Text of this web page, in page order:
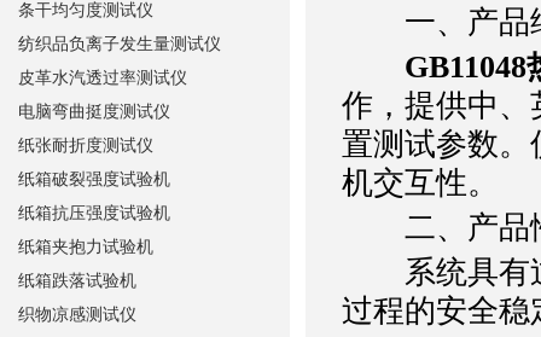
一、产品
作，提供中、
置测试参数
机交互性。
二、产品
系统具有过
过程的安全稳
条干均匀度测试仪
纺织品负离子发生量测试仪
皮革水汽透过率测试仪
电脑弯曲挺度测试仪
纸张耐折度测试仪
纸箱破裂强度试验机
纸箱抗压强度试验机
纸箱夹抱力试验机
纸箱跌落试验机
织物凉感测试仪